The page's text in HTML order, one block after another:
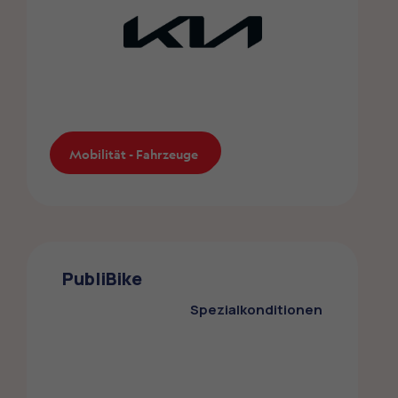
Mobilität - Fahrzeuge
Die ZMLP-Mitglieder profitieren von einem
Mobilität - Fahrzeuge
PubliBike
Spezialkonditionen